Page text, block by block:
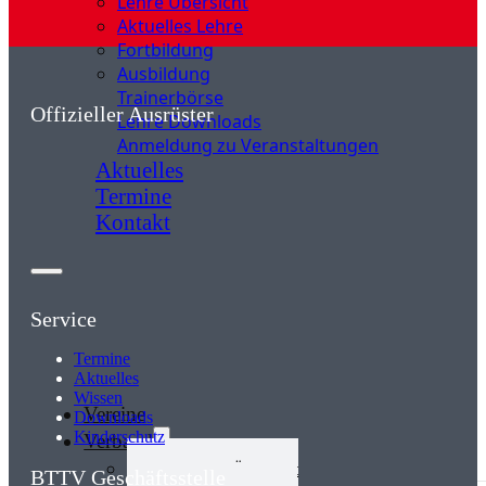
Aktuelles Lehre
Fortbildung
Ausbildung
Trainerbörse
Lehre Downloads
Anmeldung zu Veranstaltungen
Aktuelles
Termine
Kontakt
Vereine
Verband
Verband Übersicht
Offizieller Ausrüster
Service
Termine
Aktuelles
Wissen
Downloads
Kinderschutz
BTTV Geschäftsstelle